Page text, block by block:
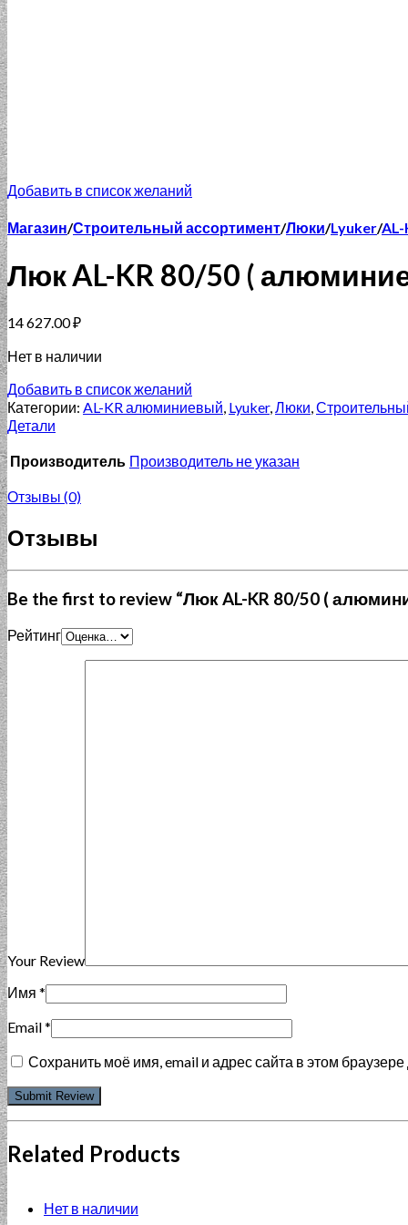
Добавить в список желаний
Магазин/Строительный ассортимент/Люки/Lyuker/
Люк AL-KR 80/50 (
14 627.00₽
Нет в наличии
Добавить в список желаний
Категории: AL-KR алюминиевый, Lyuker,Люки,
Детали
Производитель Производитель не указан
Отзывы (0)
Отзывы
Be the first to review “Люк AL-KR 80/50 (
Рейтинг
Your Review
Имя *
Email*
Сохранить моё имя, email и адрес сайта в этом
Related Products
Нет в наличии